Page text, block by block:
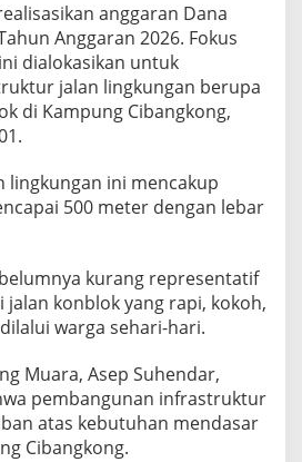
anggaran Dana
Anggaran 2026. Fokus
dialokasikan untuk
jalan lingkungan berupa
di Kampung Cibangkong,
lingkungan ini mencakup
500 meter dengan lebar
kurang representatif
konblok yang rapi, kokoh,
warga sehari-hari.
Muara, Asep Suhendar,
pembangunan infrastruktur
atas kebutuhan mendasar
Cibangkong.